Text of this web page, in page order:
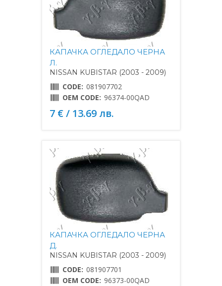
КАПАЧКА ОГЛЕДАЛО ЧЕРНА
Л.
NISSAN KUBISTAR (2003 - 2009)
CODE: 081907702
OEM CODE: 96374-00QAD
7 € / 13.69 лв.
КАПАЧКА ОГЛЕДАЛО ЧЕРНА
Д.
NISSAN KUBISTAR (2003 - 2009)
CODE: 081907701
OEM CODE: 96373-00QAD